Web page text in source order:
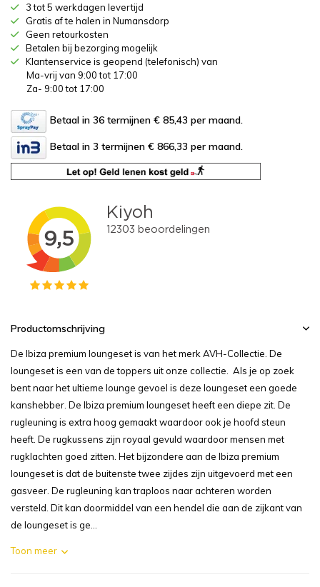
3 tot 5 werkdagen levertijd
Gratis af te halen in Numansdorp
Geen retourkosten
Betalen bij bezorging mogelijk
Klantenservice is geopend (telefonisch) van
Ma-vrij van 9:00 tot 17:00
Za- 9:00 tot 17:00
Betaal in 36 termijnen € 85,43 per maand.
Betaal in 3 termijnen € 866,33 per maand.
Productomschrijving
De Ibiza premium loungeset is van het merk AVH-Collectie. De
loungeset is een van de toppers uit onze collectie. Als je op zoek
bent naar het ultieme lounge gevoel is deze loungeset een goede
kanshebber. De Ibiza premium loungeset heeft een diepe zit. De
rugleuning is extra hoog gemaakt waardoor ook je hoofd steun
heeft. De rugkussens zijn royaal gevuld waardoor mensen met
rugklachten goed zitten. Het bijzondere aan de Ibiza premium
loungeset is dat de buitenste twee zijdes zijn uitgevoerd met een
gasveer. De rugleuning kan traploos naar achteren worden
versteld. Dit kan doormiddel van een hendel die aan de zijkant van
de loungeset is ge...
Toon meer